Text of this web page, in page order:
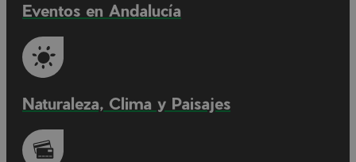
Eventos en Andalucía
Naturaleza, Clima y Paisajes